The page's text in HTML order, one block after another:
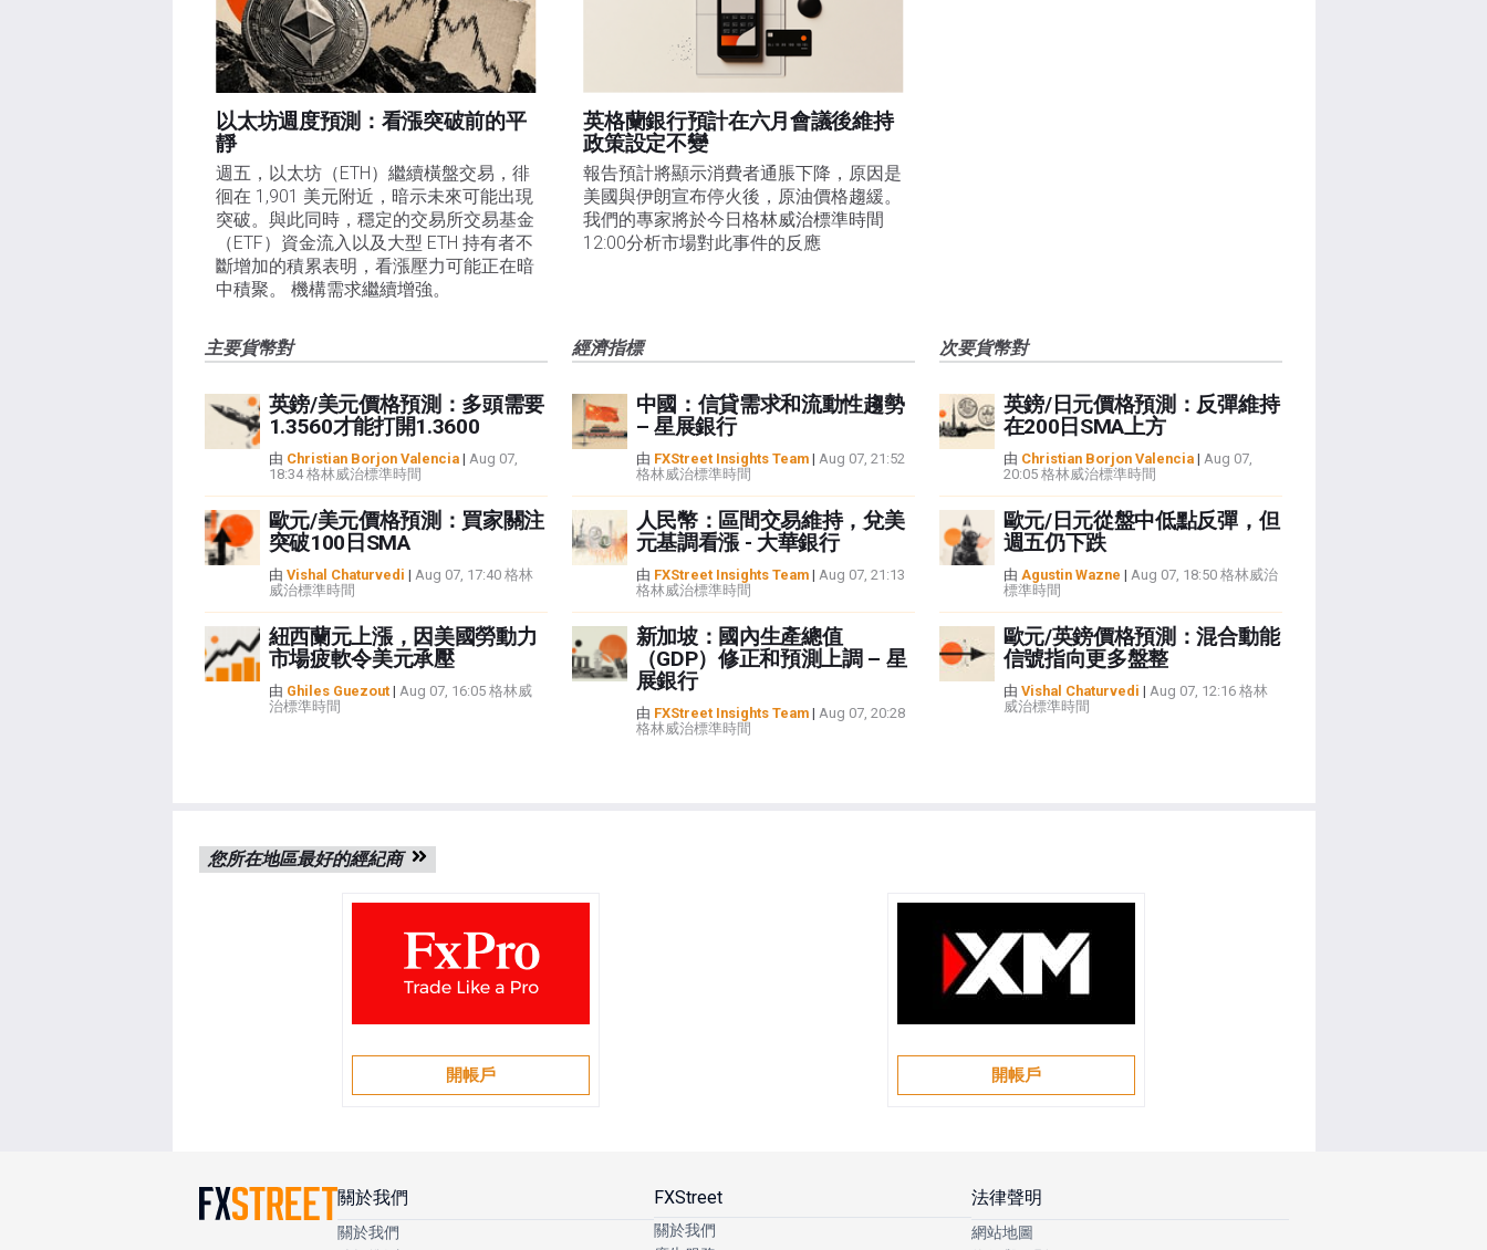
以太坊週度預測：看漲突破前的平
靜
週五，以太坊（ETH）繼續橫盤交易，徘
徊在 1,901 美元附近，暗示未來可能出現
突破。與此同時，穩定的交易所交易基金
（ETF）資金流入以及大型 ETH 持有者不
斷增加的積累表明，看漲壓力可能正在暗
中積聚。 機構需求繼續增強。
英格蘭銀行預計在六月會議後維持
政策設定不變
報告預計將顯示消費者通脹下降，原因是
美國與伊朗宣布停火後，原油價格趨緩。
我們的專家將於今日格林威治標準時間
12:00分析市場對此事件的反應
主要貨幣對
英鎊/美元價格預測：多頭需要
1.3560才能打開1.3600
由 Christian Borjon Valencia| Aug 07,
18:34 格林威治標準時間
歐元/美元價格預測：買家關注
突破100日SMA
由 Vishal Chaturvedi | Aug 07, 17:40 格林
威治標準時間
紐西蘭元上漲，因美國勞動力
市場疲軟令美元承壓
由 Ghiles Guezout| Aug 07, 16:05 格林威
治標準時間
經濟指標
中國：信貸需求和流動性趨勢
– 星展銀行
由 FXStreet Insights Team| Aug 07, 21:52
格林威治標準時間
人民幣：區間交易維持，兌美
元基調看漲 - 大華銀行
由 FXStreet Insights Team| Aug 07, 21:13
格林威治標準時間
新加坡：國內生產總值
（GDP）修正和預測上調 – 星
展銀行
由 FXStreet Insights Team| Aug 07, 20:28
格林威治標準時間
次要貨幣對
英鎊/日元價格預測：反彈維持
在200日SMA上方
由 Christian Borjon Valencia| Aug 07,
20:05 格林威治標準時間
歐元/日元從盤中低點反彈，但
週五仍下跌
由 Agustin Wazne | Aug 07, 18:50 格林威治
標準時間
歐元/英鎊價格預測：混合動能
信號指向更多盤整
由 Vishal Chaturvedi | Aug 07, 12:16 格林
威治標準時間
您所在地區最好的經紀商
開帳戶 開帳戶
關於我們
關於我們
FXStreet
關於我們
法律聲明
網站地圖